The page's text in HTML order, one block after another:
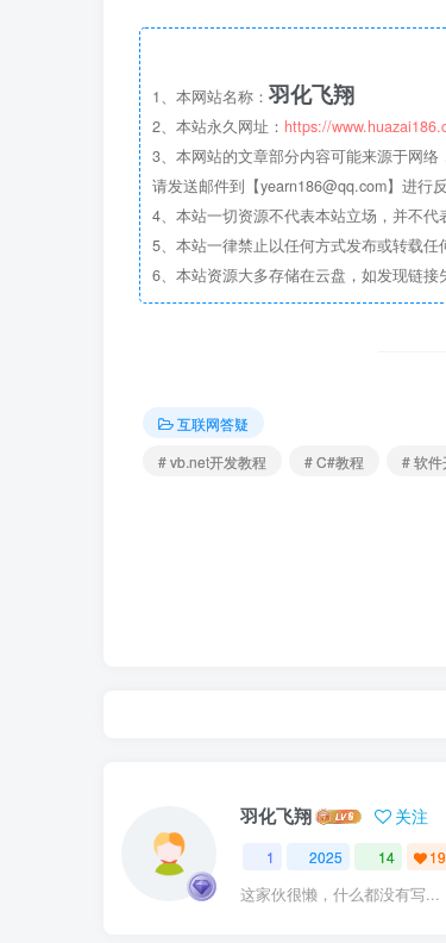
1、本网站名称： 羽化飞翔
2、本站永久网址： https://
3、本网站的文章部分内容可能来源于网
请发送邮件到【yearn186@qq.com】进行
4、本站一切资源不代表本站立场，并不代
5、本站一律禁止以任何方式发布或转载
6、本站资源大多存储在云盘，如发现链接
互联网答疑
# vb.net开发教程
# C#教程 # 软件
羽化飞翔 关注
1 2025 14 19
这家伙很懒，什么都没有写...